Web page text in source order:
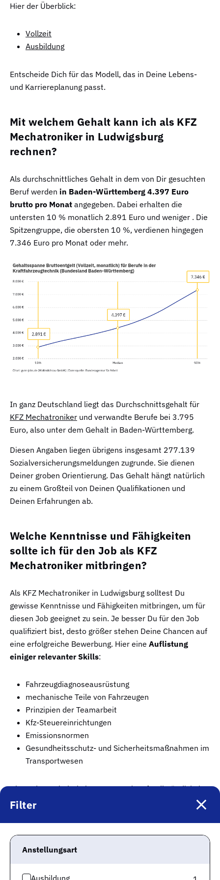
Filter
Anstellungsart
Hier der Überblick:
Vollzeit
Ausbildung
Entscheide Dich für das Modell, das in Deine Lebens-
und Karriereplanung passt.
Mit welchem Gehalt kann ich als KFZ
Mechatroniker in Ludwigsburg
rechnen?
Als durchschnittliches Gehalt in dem von Dir gesuchten
Beruf werden in Baden-Württemberg 4.397 Euro
brutto pro Monat angegeben. Dabei erhalten die
untersten 10 % monatlich 2.891 Euro und weniger . Die
Spitzengruppe, die obersten 10 %, verdienen hingegen
7.346 Euro pro Monat oder mehr.
In ganz Deutschland liegt das Durchschnittsgehalt für
KFZ Mechatroniker und verwandte Berufe bei 3.795
Euro, also unter dem Gehalt in Baden-Württemberg.
Diesen Angaben liegen übrigens insgesamt 277.139
Sozialversicherungsmeldungen zugrunde. Sie dienen
Deiner groben Orientierung. Das Gehalt hängt natürlich
zu einem Großteil von Deinen Qualifikationen und
Deinen Erfahrungen ab.
Welche Kenntnisse und Fähigkeiten
sollte ich für den Job als KFZ
Mechatroniker mitbringen?
Als KFZ Mechatroniker in Ludwigsburg solltest Du
gewisse Kenntnisse und Fähigkeiten mitbringen, um für
diesen Job geeignet zu sein. Je besser Du für den Job
qualifiziert bist, desto größer stehen Deine Chancen auf
eine erfolgreiche Bewerbung. Hier eine Auflistung
einiger relevanter Skills:
Fahrzeugdiagnoseausrüstung
mechanische Teile von Fahrzeugen
Prinzipien der Teamarbeit
Kfz-Steuereinrichtungen
Emissionsnormen
Gesundheitsschutz- und Sicherheitsmaßnahmen im
Transportwesen
Diese Liste erhebt keinen Anspruch auf Vollständigkeit.
Was Dein Arbeitgeber genau von Dir fordert, entnimmst
Welche Aufgaben habe ich als KFZ
Mechatroniker in Ludwigsburg